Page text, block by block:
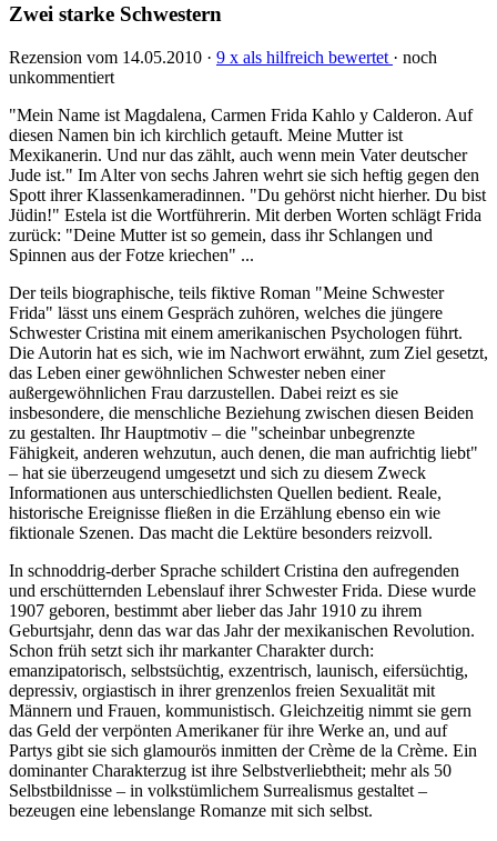
Zwei starke Schwestern
Rezension vom 14.05.2010 · 9 x als hilfreich bewertet · noch
unkommentiert
"Mein Name ist Magdalena, Carmen Frida Kahlo y Calderon. Auf
diesen Namen bin ich kirchlich getauft. Meine Mutter ist
Mexikanerin. Und nur das zählt, auch wenn mein Vater deutscher
Jude ist." Im Alter von sechs Jahren wehrt sie sich heftig gegen den
Spott ihrer Klassenkameradinnen. "Du gehörst nicht hierher. Du bist
Jüdin!" Estela ist die Wortführerin. Mit derben Worten schlägt Frida
zurück: "Deine Mutter ist so gemein, dass ihr Schlangen und
Spinnen aus der Fotze kriechen" ...
Der teils biographische, teils fiktive Roman "Meine Schwester
Frida" lässt uns einem Gespräch zuhören, welches die jüngere
Schwester Cristina mit einem amerikanischen Psychologen führt.
Die Autorin hat es sich, wie im Nachwort erwähnt, zum Ziel gesetzt,
das Leben einer gewöhnlichen Schwester neben einer
außergewöhnlichen Frau darzustellen. Dabei reizt es sie
insbesondere, die menschliche Beziehung zwischen diesen Beiden
zu gestalten. Ihr Hauptmotiv – die "scheinbar unbegrenzte
Fähigkeit, anderen wehzutun, auch denen, die man aufrichtig liebt"
– hat sie überzeugend umgesetzt und sich zu diesem Zweck
Informationen aus unterschiedlichsten Quellen bedient. Reale,
historische Ereignisse fließen in die Erzählung ebenso ein wie
fiktionale Szenen. Das macht die Lektüre besonders reizvoll.
In schnoddrig-derber Sprache schildert Cristina den aufregenden
und erschütternden Lebenslauf ihrer Schwester Frida. Diese wurde
1907 geboren, bestimmt aber lieber das Jahr 1910 zu ihrem
Geburtsjahr, denn das war das Jahr der mexikanischen Revolution.
Schon früh setzt sich ihr markanter Charakter durch:
emanzipatorisch, selbstsüchtig, exzentrisch, launisch, eifersüchtig,
depressiv, orgiastisch in ihrer grenzenlos freien Sexualität mit
Männern und Frauen, kommunistisch. Gleichzeitig nimmt sie gern
das Geld der verpönten Amerikaner für ihre Werke an, und auf
Partys gibt sie sich glamourös inmitten der Crème de la Crème. Ein
dominanter Charakterzug ist ihre Selbstverliebtheit; mehr als 50
Selbstbildnisse – in volkstümlichem Surrealismus gestaltet –
bezeugen eine lebenslange Romanze mit sich selbst.